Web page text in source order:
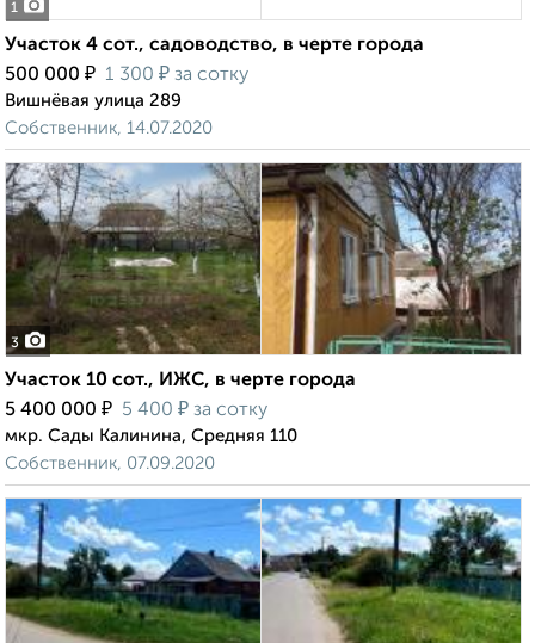
1
Участок 4 сот., садоводство, в черте города
500 000 ₽ 1 300 ₽ за сотку
Вишнёвая улица 289
Собственник, 14.07.2020
3
Участок 10 сот., ИЖС, в черте города
5 400 000 ₽ 5 400 ₽ за сотку
мкр. Сады Калинина, Средняя 110
Собственник, 07.09.2020